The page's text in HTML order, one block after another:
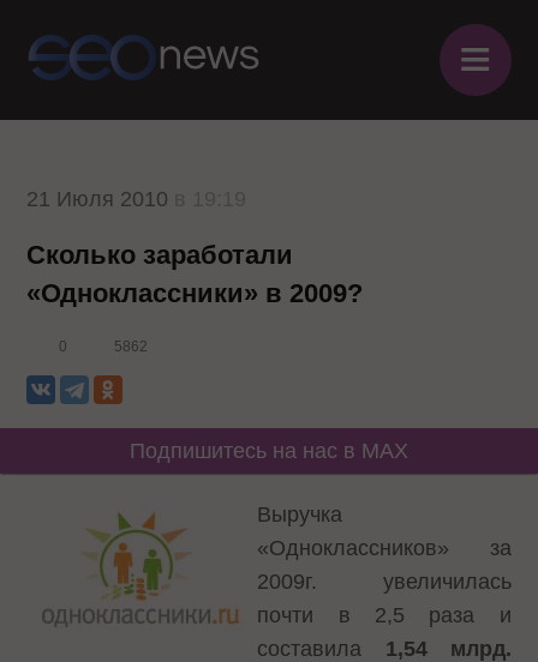
≡
21 Июля 2010
Сколько заработали
«Одноклассники» в 2009?
0 5862
Подпишитесь на нас в MAX
Выручка
«Одноклассников» за
2009г. увеличилась
почти в 2,5 раза и
составила 1,54 млрд.